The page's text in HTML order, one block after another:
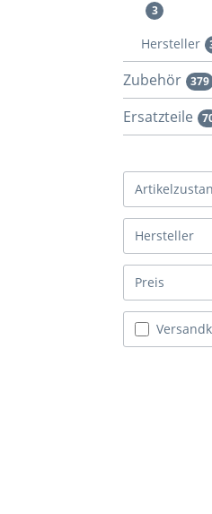
3
Hersteller
Zubehör 379
Ersatzteile
Hersteller
Preis
Filter